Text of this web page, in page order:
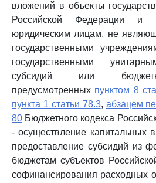
вложений в объекты
Российской Федерации и
юридическим лицам, не
государственными
государственными
субсидий или
предусмотренных пунктом 8
пункта 1 статьи 78.3, абзацем
80 Бюджетного кодекса
- осуществление капитальных
предоставление субсидий из
бюджетам субъектов
софинансирования расходных